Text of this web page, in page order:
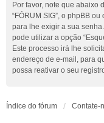
Por favor, note que abaixo
“FÓRUM SIG”, o phpBB
para lhe exigir a sua
pode utilizar a opção
Este processo irá lhe
endereço de e-mail, para
possa reativar o seu
Índice do fórum Contate-